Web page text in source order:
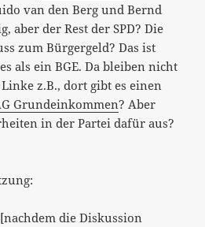
van den Berg und Bernd
aber der Rest der SPD? Die
zum Bürgergeld? Das ist
als ein BGE. Da bleiben nicht
z.B., dort gibt es einen
Grundeinkommen? Aber
in der Partei dafür aus?
die Diskussion